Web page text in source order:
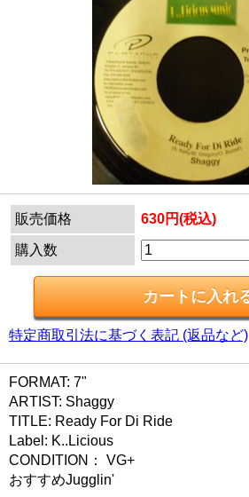
販売価格 630円(税込)
購入数
特定商取引法に基づく表記 (返品など)
FORMAT: 7"
ARTIST: Shaggy
TITLE: Ready For Di Ride
Label: K..Licious
CONDITION： VG+
おすすめJugglin'